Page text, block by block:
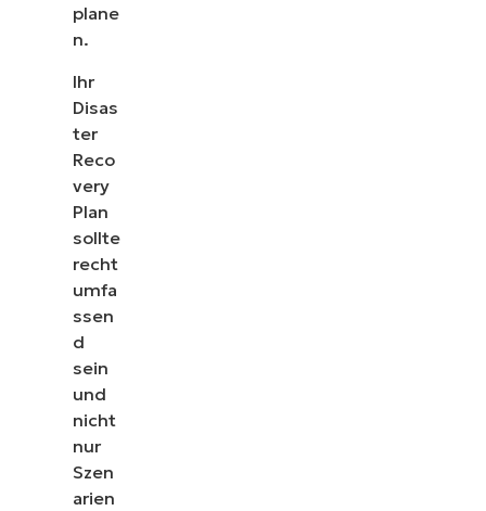
plane
n.
Ihr
Disas
ter
Reco
very
Plan
sollte
recht
umfa
ssen
d
sein
und
nicht
nur
Szen
arien